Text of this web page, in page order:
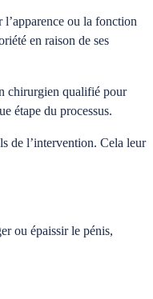
ou la fonction
en raison de ses
chirurgien qualifié pour
étape du processus.
de l’intervention. Cela leur
ou épaissir le pénis,